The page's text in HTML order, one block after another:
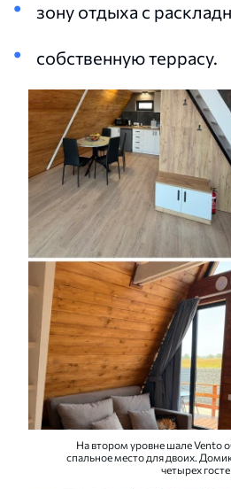
зону отдыха с
собственную террасу.
На втором уровне шале Vento
спальное место для двоих.
четырех